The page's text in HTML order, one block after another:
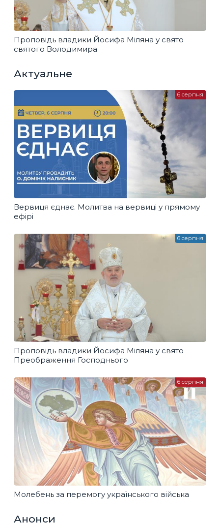
Проповідь владики Йосифа Міляна у свято
святого Володимира
Актуальне
Вервиця єднає. Молитва на вервиці у прямому
ефірі
6 серпня
Проповідь владики Йосифа Міляна у свято
Преображення Господнього
6 серпня
Молебень за перемогу українського війська
6 серпня
Анонси